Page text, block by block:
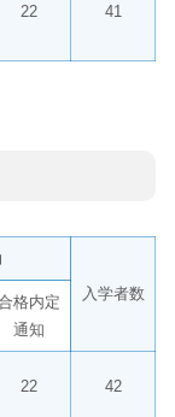
22 41
入学者数
格内定
通知
22 42